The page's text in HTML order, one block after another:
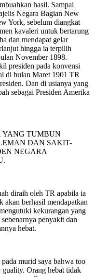
hasil. Sampai
Negara Bagian New
York, sebelum diangkat
kavaleri untuk bertarung
dan mendapat gelar
hingga ia terpilih
November 1898.
presiden pada konvensi
di bulan Maret 1901 TR
Dan di usianya yang
sebagai Presiden Amerika
YANG TUMBUN
DAN SAKIT-
NEGARA
diraih oleh TR apabila ia
akan berhasil mendapatkan
kekurangan yang
penyakit dan
hebat.
murid saya bahwa too
Orang hebat tidak